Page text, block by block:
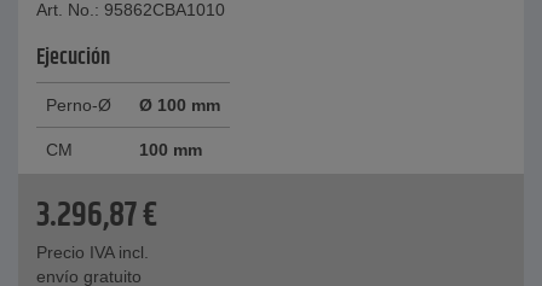
Art. No.: 95862CBA1010
Ejecución
Perno-Ø Ø 100 mm
CM 100 mm
3.296,87€
Precio IVA incl.
envío gratuito